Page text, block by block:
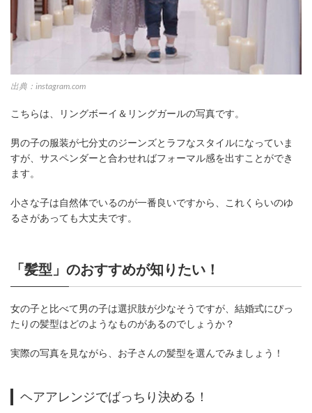
出典：instagram.com
こちらは、リングボーイ＆リングガールの写真です。
男の子の服装が七分丈のジーンズとラフなスタイルになっていま
すが、サスペンダーと合わせればフォーマル感を出すことができ
ます。
小さな子は自然体でいるのが一番良いですから、これくらいのゆ
るさがあっても大丈夫です。
「髪型」のおすすめが知りたい！
女の子と比べて男の子は選択肢が少なそうですが、結婚式にぴっ
たりの髪型はどのようなものがあるのでしょうか？
実際の写真を見ながら、お子さんの髪型を選んでみましょう！
ヘアアレンジでばっちり決める！